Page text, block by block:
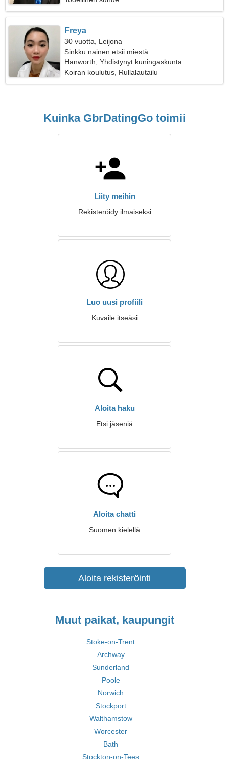
Freya
30 vuotta, Leijona
Sinkku nainen etsii miestä
Hanworth, Yhdistynyt kuningaskunta
Koiran koulutus, Rullalautailu
Kuinka GbrDatingGo toimii
Liity meihin
Rekisteröidy ilmaiseksi
Luo uusi profiili
Kuvaile itseäsi
Aloita haku
Etsi jäseniä
Aloita chatti
Suomen kielellä
Aloita rekisteröinti
Muut paikat, kaupungit
Stoke-on-Trent
Archway
Sunderland
Poole
Norwich
Stockport
Walthamstow
Worcester
Bath
Stockton-on-Tees